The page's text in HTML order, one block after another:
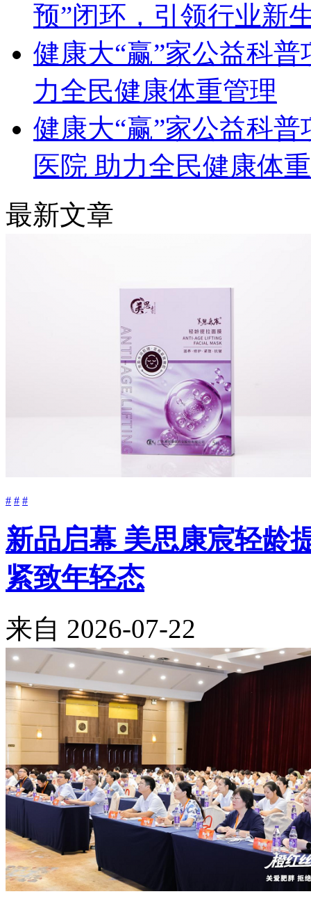
预”闭环，引领行业新
健康大“赢”家公益科
力全民健康体重管理
健康大“赢”家公益科
医院 助力全民健康体
最新文章
# # #
新品启幕 美思康宸轻龄
紧致年轻态
来自 2026-07-22